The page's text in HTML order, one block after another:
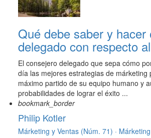
Qué debe saber y hacer
delegado con respecto
El consejero delegado que sepa cómo
día las mejores estrategias de márketing
máximo partido de su equipo humano y
probabilidades de lograr el éxito ...
bookmark_border
Philip Kotler
Márketing y Ventas (Núm. 71) · Márketing